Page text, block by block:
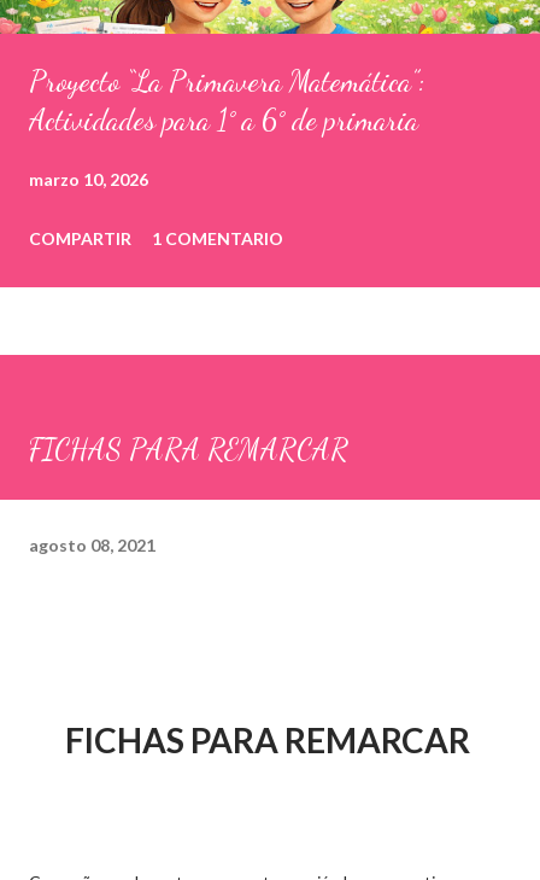
Proyecto “La Primavera Matemática”:
Actividades para 1° a 6° de primaria
marzo 10, 2026
COMPARTIR 1 COMENTARIO
FICHAS PARA REMARCAR
agosto 08, 2021
FICHAS PARA REMARCAR